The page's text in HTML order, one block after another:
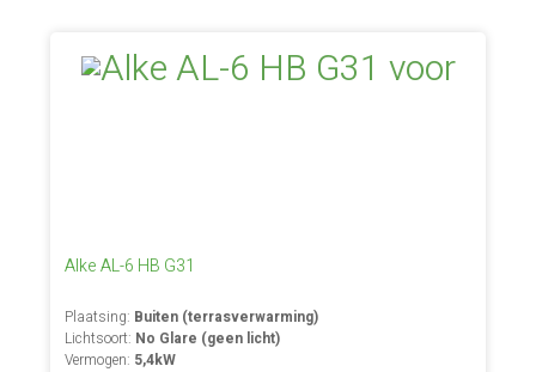
Alke AL-6 HB G31
Plaatsing: Buiten (terrasverwarming)
Lichtsoort: No Glare (geen licht)
Vermogen: 5,4kW